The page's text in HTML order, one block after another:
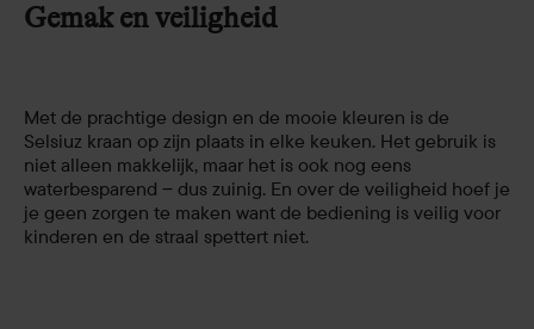
Gemak en veiligheid
Met de prachtige design en de mooie kleuren is de
Selsiuz kraan op zijn plaats in elke keuken. Het gebruik is
niet alleen makkelijk, maar het is ook nog eens
waterbesparend ‒ dus zuinig. En over de veiligheid hoef je
je geen zorgen te maken want de bediening is veilig voor
kinderen en de straal spettert niet.